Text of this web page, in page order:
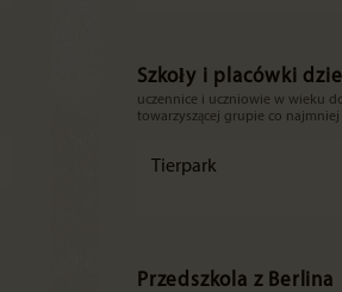
Szkoły i placówki
uczennice i uczniowie w wieku
towarzyszącej grupie co
Tierpark
Przedszkola z Berlina